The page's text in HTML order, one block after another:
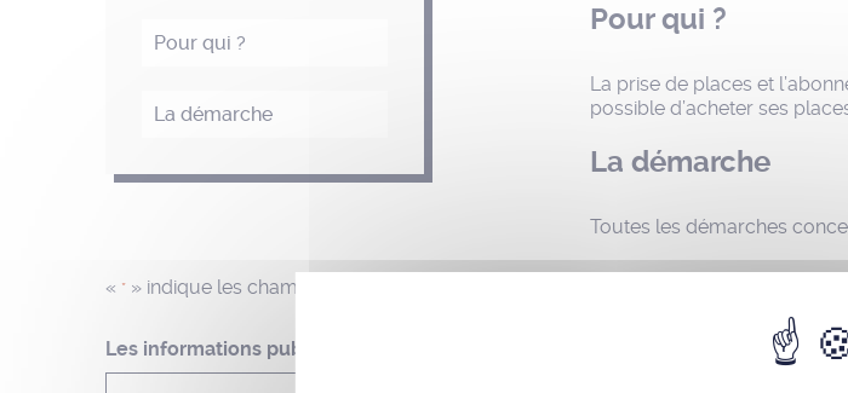
Pour qui ?
La démarche
Pour qui ?
La prise de places et
possible d’acheter ses
La démarche
Toutes les démarches
« * » indique les champs nécessaires
Les informations publiées sur cette page vous ont-elles été utiles ?